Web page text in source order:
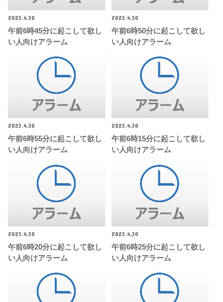
2023.4.30
午前6時45分に起こして欲し
い人向けアラーム
2023.4.30
午前6時50分に起こして欲し
い人向けアラーム
2023.4.30
午前6時55分に起こして欲し
い人向けアラーム
2023.4.30
午前6時15分に起こして欲し
い人向けアラーム
2023.4.30
午前6時20分に起こして欲し
い人向けアラーム
2023.4.30
午前6時25分に起こして欲し
い人向けアラーム